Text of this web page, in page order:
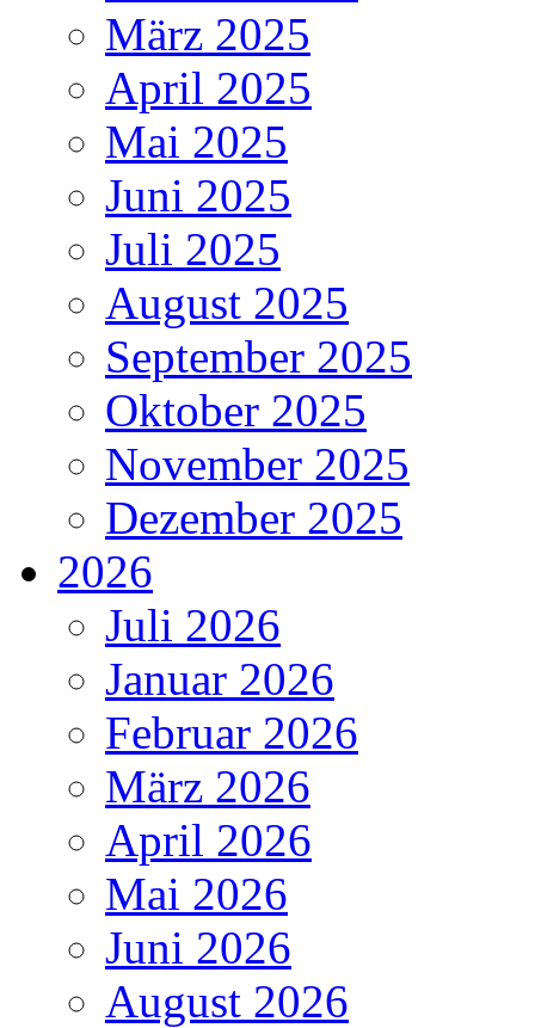
März 2025
April 2025
Mai 2025
Juni 2025
Juli 2025
August 2025
September 2025
Oktober 2025
November 2025
Dezember 2025
2026
Juli 2026
Januar 2026
Februar 2026
März 2026
April 2026
Mai 2026
Juni 2026
August 2026